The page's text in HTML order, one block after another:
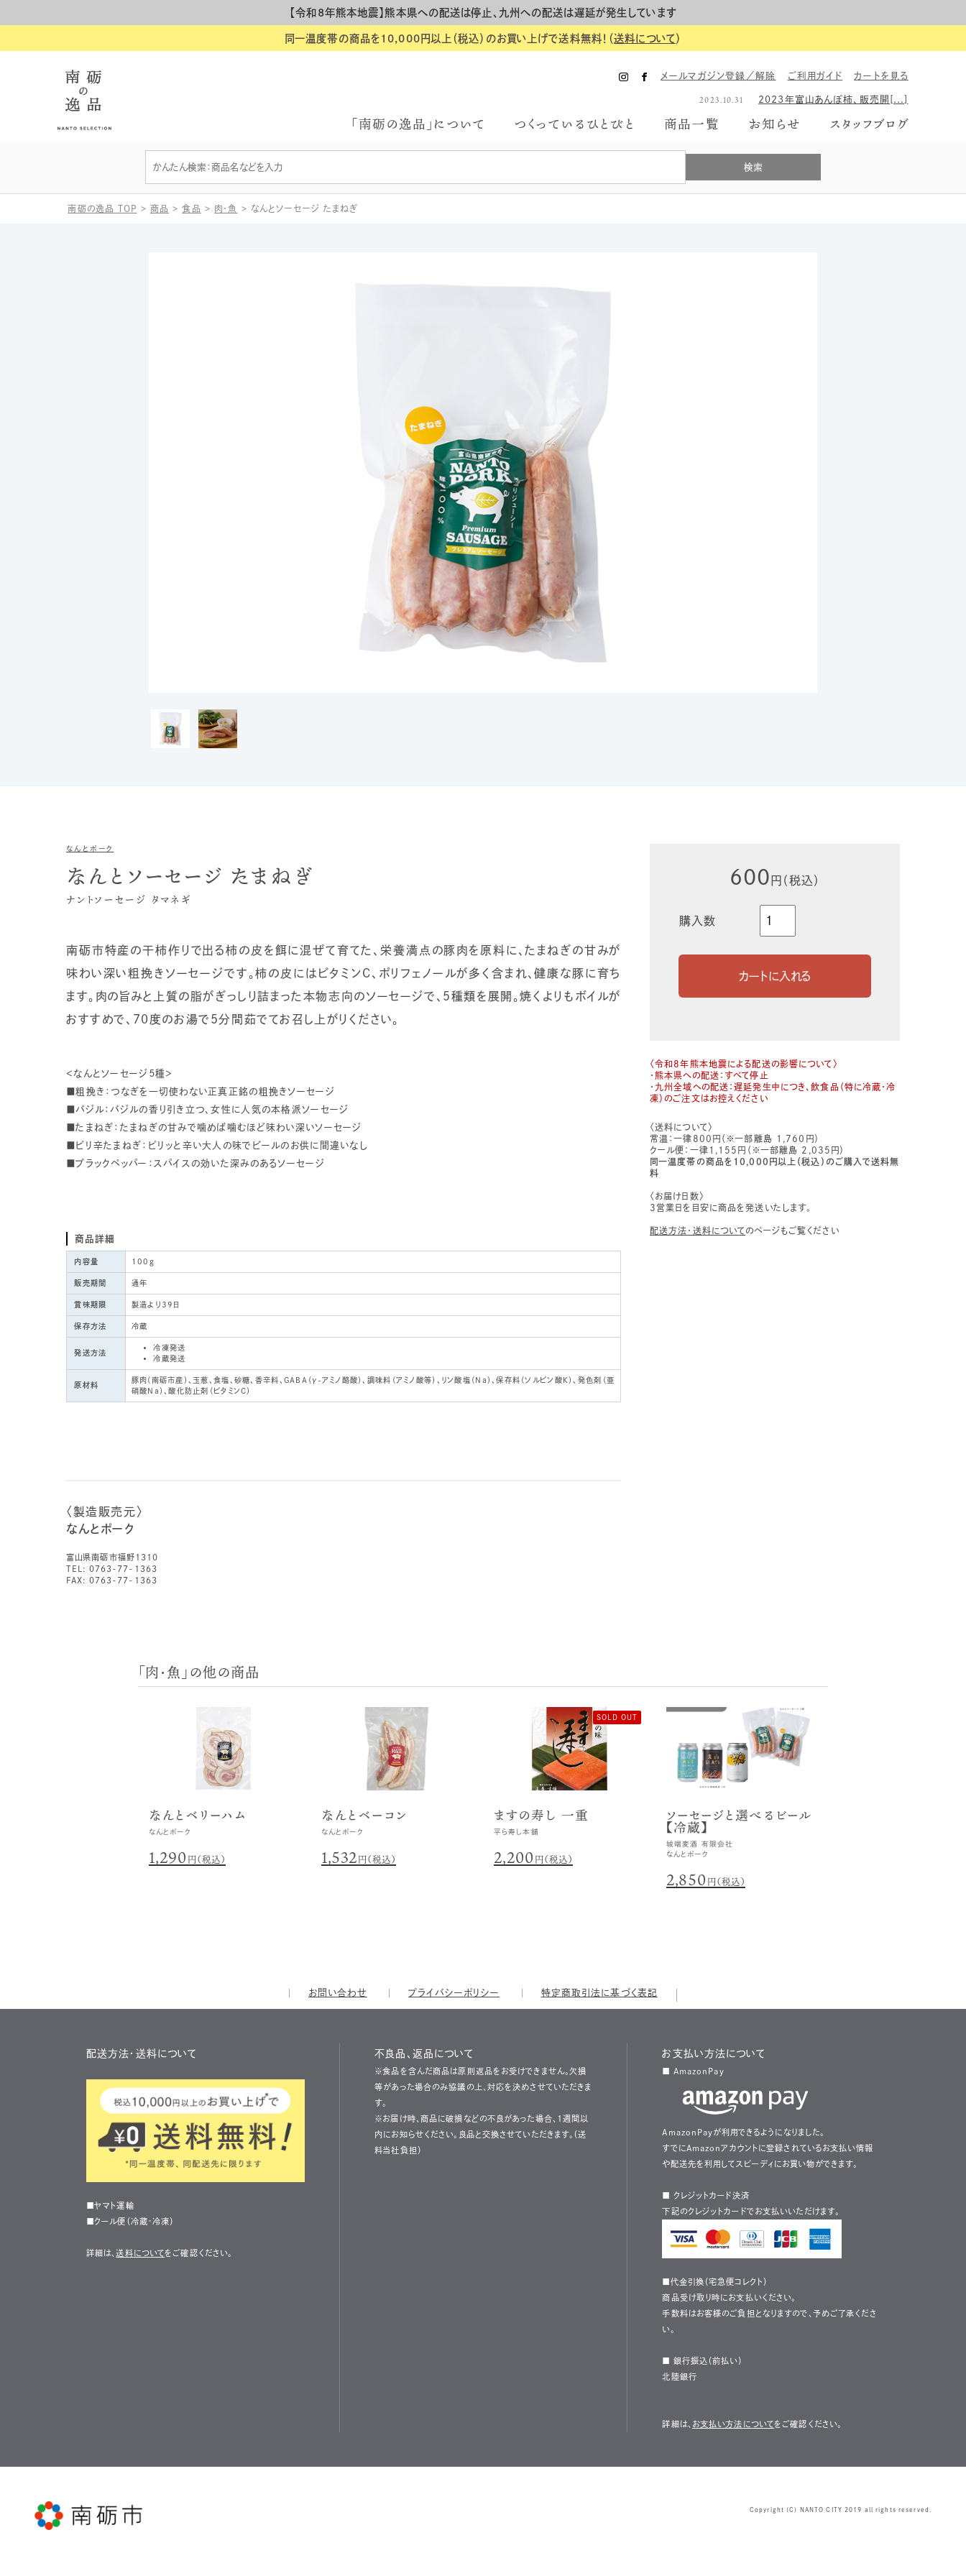
【令和8年熊本地震】熊本県への配送は停止、九州への配送は遅延が発生しています
同一温度帯の商品を10,000円以上（税込）のお買い上げで送料無料！（送料について）
メールマガジン登録／解除 ご利用ガイド カートを見る
2023.06.26 2023年のギフトボックス、は[...]
2023.10.31 2023年富山あんぽ柿、販売開[...]
2026.06.01 【イベント告知】6月7日にて富[...]
2023.06.26
「南砺の逸品」について つくっているひとびと 商品一覧 お知らせ スタッフブログ
南砺の逸品 TOP > 商品 >食品 > 肉・魚 > なんとソーセージ たまねぎ
600 円（税込）
購入数
〈令和8年熊本地震による配送の影響について〉
・熊本県への配送：すべて停止
・九州全域への配送：遅延発生中につき、飲食品（特に冷蔵・冷
凍）のご注文はお控えください
〈送料について〉
常温：一律800円（※一部離島 1,760円）
クール便：一律1,155円（※一部離島 2,035円）
同一温度帯の商品を10,000円以上（税込）のご購入で送料無
料
〈お届け日数〉
3営業日を目安に商品を発送いたします。
配送方法・送料について のページもご覧ください
なんとポーク
なんとソーセージ たまねぎ
ナントソーセージ タマネギ
南砺市特産の干柿作りで出る柿の皮を餌に混ぜて育てた、栄養満点の豚肉を原料に、たまねぎの甘みが
味わい深い粗挽きソーセージです。柿の皮にはビタミンC、ポリフェノールが多く含まれ、健康な豚に育ち
ます。肉の旨みと上質の脂がぎっしり詰まった本物志向のソーセージで、５種類を展開。焼くよりもボイルが
おすすめで、70度のお湯で5分間茹でてお召し上がりください。
＜なんとソーセージ５種＞
■粗挽き：つなぎを一切使わない正真正銘の粗挽きソーセージ
■バジル：バジルの香り引き立つ、女性に人気の本格派ソーセージ
■たまねぎ：たまねぎの甘みで噛めば噛むほど味わい深いソーセージ
■ピリ辛たまねぎ：ピリッと辛い大人の味でビールのお供に間違いなし
■ブラックペッパー：スパイスの効いた深みのあるソーセージ
商品詳細
内容量 100g
販売期間 通年
賞味期限 製造より39日
保存方法 冷蔵
発送方法
冷凍発送
冷蔵発送
原材料
豚肉（南砺市産）、玉葱、食塩、砂糖、香辛料、GABA（γ-アミノ酪酸）、調味料（アミノ酸等）、リン酸塩（Na）、保存料（ソルビン酸K）、発色剤（亜
硝酸Na）、酸化防止剤（ビタミンC）
〈製造販売元〉
なんとポーク
富山県南砺市福野1310
TEL: 0763-77-1363
FAX: 0763-77-1363
「肉・魚」の他の商品
なんとベリーハム
なんとポーク
1,290 円（税込）
なんとベーコン
なんとポーク
1,532円（税込）
SOLD OUT
ますの寿し 一重
平ら寿し本舗
2,200 円（税込）
ソーセージと選べるビール
【冷蔵】
城端麦酒 有限会社
なんとポーク
2,850 円（税込）
お問い合わせ プライバシーポリシー 特定商取引法に基づく表記
配送方法・送料について
■ヤマト運輸
■クール便（冷蔵・冷凍）
詳細は、送料についてをご確認ください。
不良品、返品について
※食品を含んだ商品は原則返品をお受けできません。欠損
等があった場合のみ協議の上、対応を決めさせていただきま
す。
※お届け時、商品に破損などの不良があった場合、1週間以
内にお知らせください。良品と交換させていただきます。（送
料当社負担）
お支払い方法について
■ AmazonPay
AmazonPayが利用できるようになりました。
すでにAmazonアカウントに登録されているお支払い情報
や配送先を利用してスピーディにお買い物ができます。
■ クレジットカード決済
下記のクレジットカードでお支払いいただけます。
■代金引換（宅急便コレクト）
商品受け取り時にお支払いください。
手数料はお客様のご負担となりますので、予めご了承くださ
い。
■ 銀行振込（前払い）
北陸銀行
詳細は、 お支払い方法についてをご確認ください。
Copyright (C) NANTO CITY 2019 all rights reserved.